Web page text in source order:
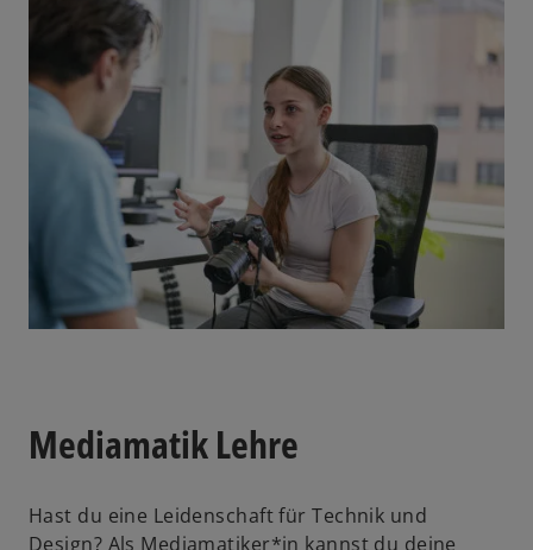
Mediamatik Lehre
Hast du eine Leidenschaft für Technik und
Design? Als Mediamatiker*in kannst du deine